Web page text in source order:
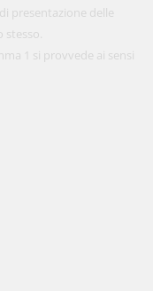
presentazione delle
1 si provvede ai sensi